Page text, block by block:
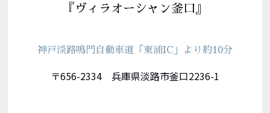
『ヴィラオーシャン釜口』
神戸淡路鳴門自動車道「東浦IC」より約10分
〒656-2334 兵庫県淡路市釜口2236-1